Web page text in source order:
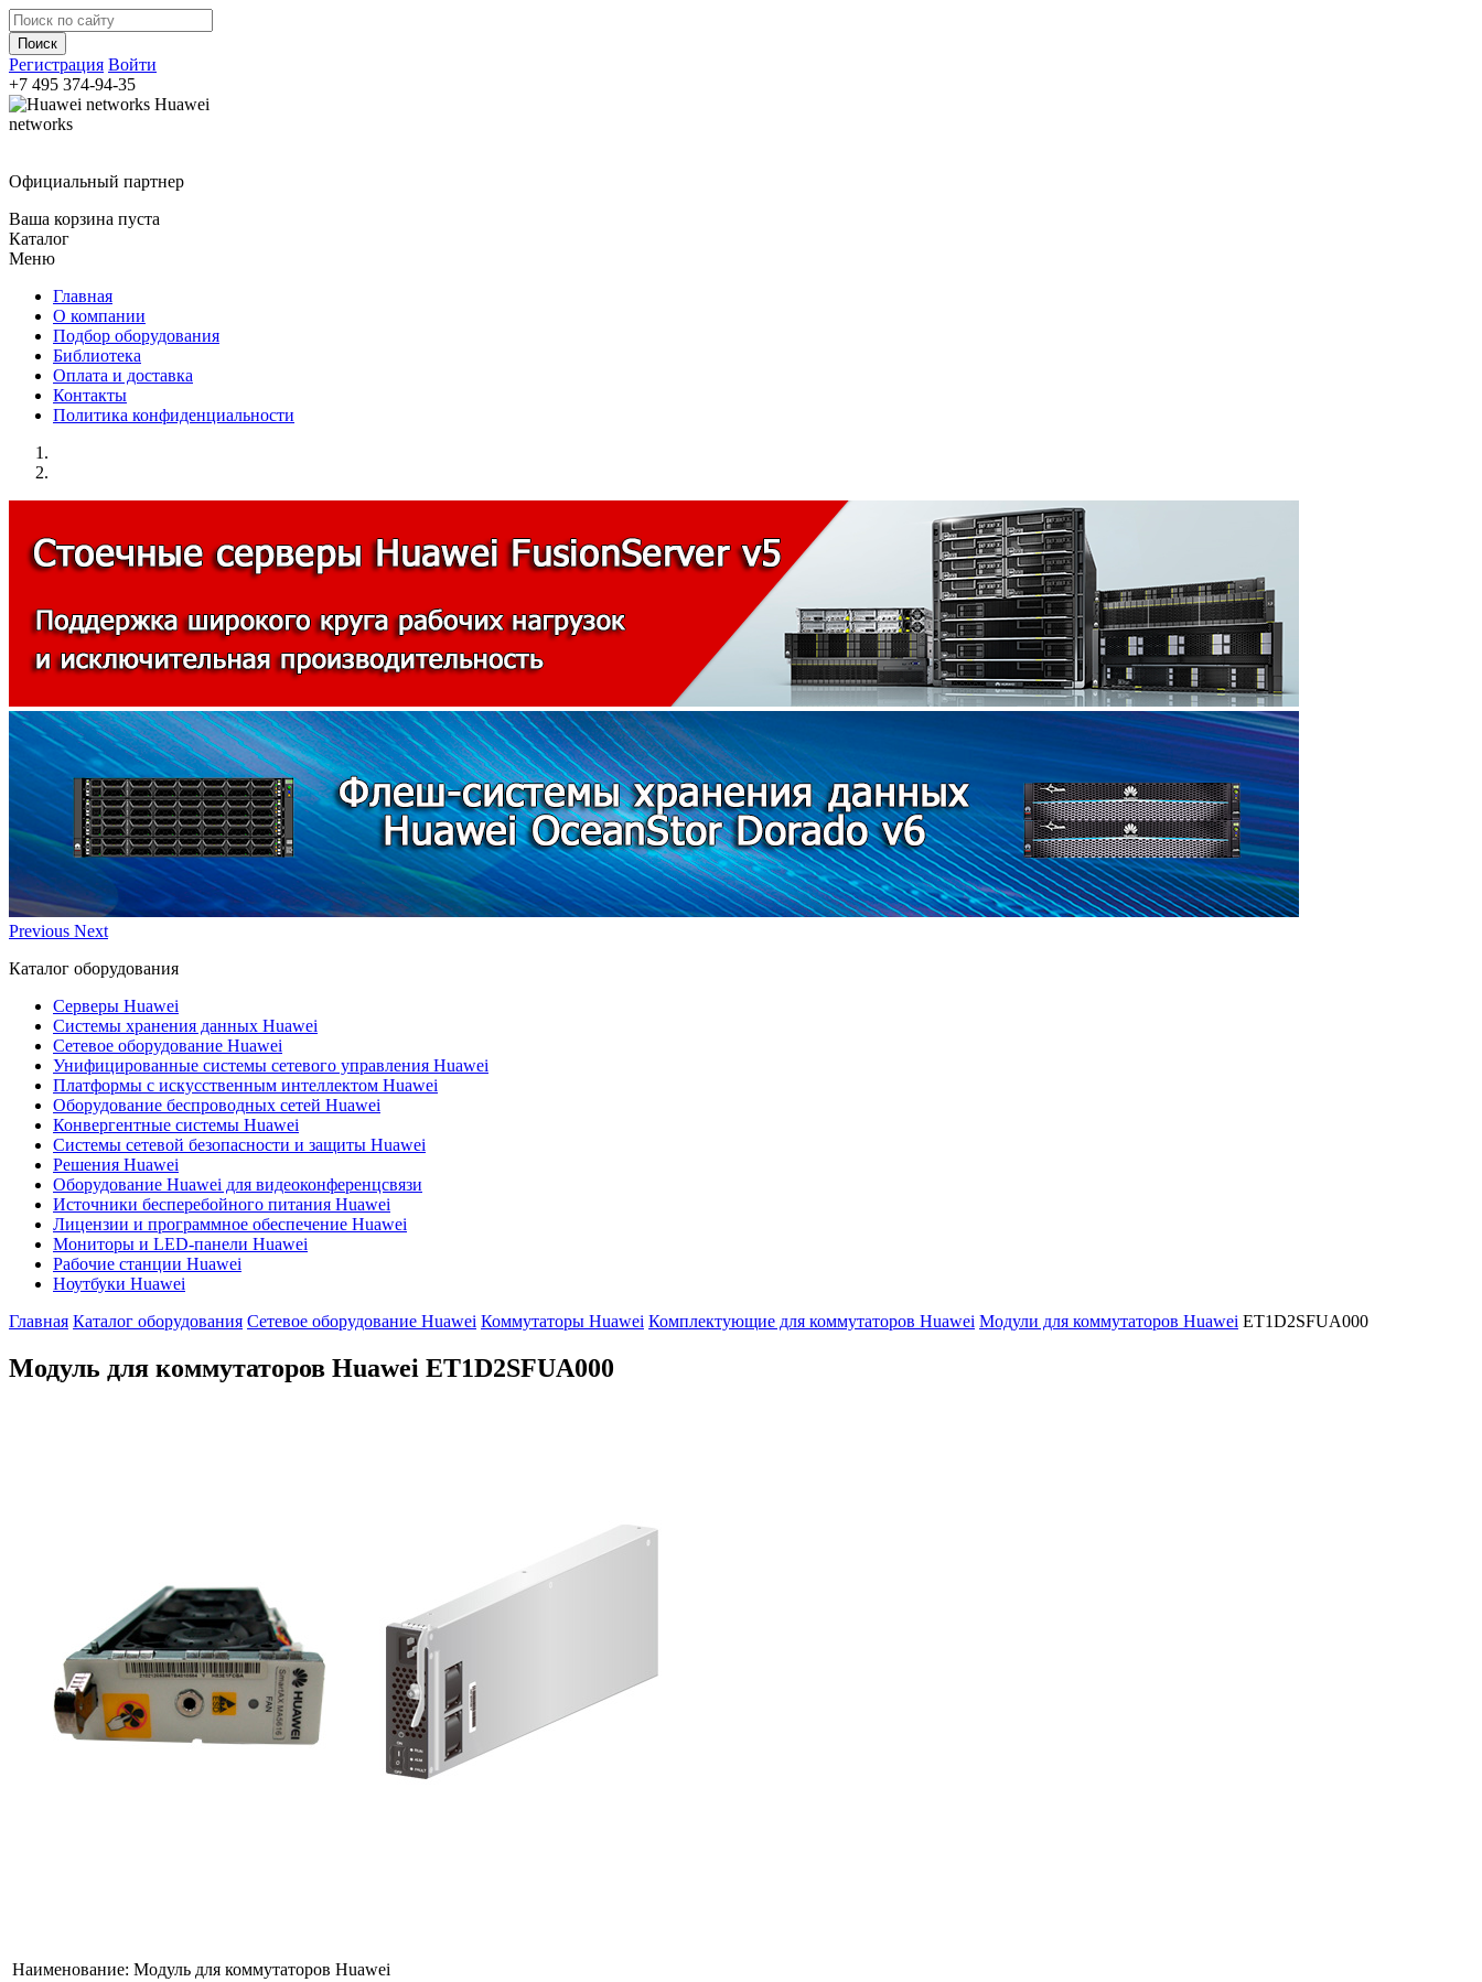
Регистрация Войти
+7 495 374-94-35
Huawei
networks
Официальный партнер
Ваша корзина пуста
Каталог
Меню
Главная
О компании
Подбор оборудования
Библиотека
Оплата и доставка
Контакты
Политика конфиденциальности
Previous Next
Каталог оборудования
Серверы Huawei
Системы хранения данных Huawei
Сетевое оборудование Huawei
Унифицированные системы сетевого управления Huawei
Платформы с искусственным интеллектом Huawei
Оборудование беспроводных сетей Huawei
Конвергентные системы Huawei
Системы сетевой безопасности и защиты Huawei
Решения Huawei
Оборудование Huawei для видеоконференцсвязи
Источники бесперебойного питания Huawei
Лицензии и программное обеспечение Huawei
Мониторы и LED-панели Huawei
Рабочие станции Huawei
Ноутбуки Huawei
Главная Каталог оборудования Сетевое оборудование Huawei Коммутаторы Huawei Комплектующие для коммутаторов Huawei Модули для коммутаторов Huawei ET1D2SFUA000
Модуль для коммутаторов Huawei ET1D2SFUA000
Наименование: Модуль для коммутаторов Huawei